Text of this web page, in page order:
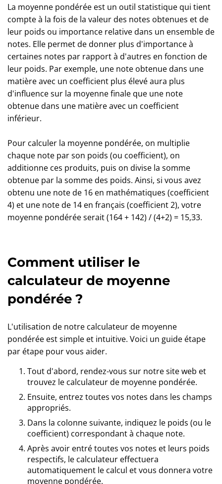
La moyenne pondérée est un outil statistique qui tient
compte à la fois de la valeur des notes obtenues et de
leur poids ou importance relative dans un ensemble de
notes. Elle permet de donner plus d'importance à
certaines notes par rapport à d'autres en fonction de
leur poids. Par exemple, une note obtenue dans une
matière avec un coefficient plus élevé aura plus
d'influence sur la moyenne finale que une note
obtenue dans une matière avec un coefficient
inférieur.
Pour calculer la moyenne pondérée, on multiplie
chaque note par son poids (ou coefficient), on
additionne ces produits, puis on divise la somme
obtenue par la somme des poids. Ainsi, si vous avez
obtenu une note de 16 en mathématiques (coefficient
4) et une note de 14 en français (coefficient 2), votre
moyenne pondérée serait (164 + 142) / (4+2) = 15,33.
Comment utiliser le
calculateur de moyenne
pondérée ?
L'utilisation de notre calculateur de moyenne
pondérée est simple et intuitive. Voici un guide étape
par étape pour vous aider.
Tout d'abord, rendez-vous sur notre site web et
trouvez le calculateur de moyenne pondérée.
Ensuite, entrez toutes vos notes dans les champs
appropriés.
Dans la colonne suivante, indiquez le poids (ou le
coefficient) correspondant à chaque note.
Après avoir entré toutes vos notes et leurs poids
respectifs, le calculateur effectuera
automatiquement le calcul et vous donnera votre
moyenne pondérée.